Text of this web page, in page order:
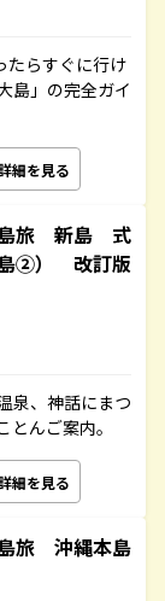
たらすぐに行け
島」の完全ガイ
細を見る
旅 新島 式
②） 改訂版
泉、神話にまつ
んご案内。
細を見る
旅 沖縄本島